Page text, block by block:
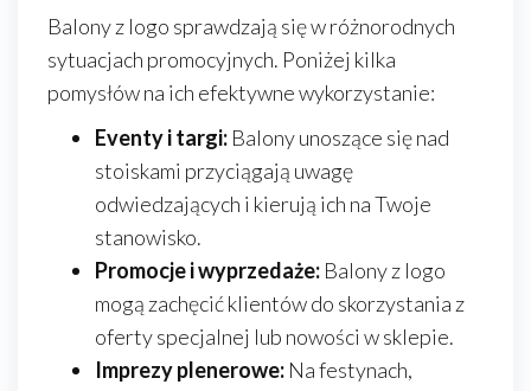
Balony z logo sprawdzają się w różnorodnych
sytuacjach promocyjnych. Poniżej kilka
pomysłów na ich efektywne wykorzystanie:
Eventy i targi: Balony unoszące się nad
stoiskami przyciągają uwagę
odwiedzających i kierują ich na Twoje
stanowisko.
Promocje i wyprzedaże: Balony z logo
mogą zachęcić klientów do skorzystania z
oferty specjalnej lub nowości w sklepie.
Imprezy plenerowe: Na festynach,